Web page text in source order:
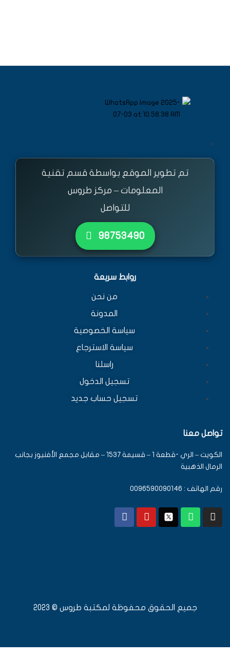
<
تم تطوير الموقع بواسطة قسم تقنية
المعلومات – مركز طروس
للتواصل
٩٨٧٥٣٤٩٠
روابط سريعة
من نحن
المدونة
سياسة الخصوصية
سياسة الاسترجاع
راسلنا
تسجيل الدخول
تسجيل حساب جديد
تواصل معنا
الكويت – الري -قطعة 1 – قسيمة 1537 – مقابل مجمع الأفنيوز بجانب
الرمال الذهبية
رقم الهاتف : 0096590090146
جميع الحقوق محفوظة لمكتبة طروس © 2023